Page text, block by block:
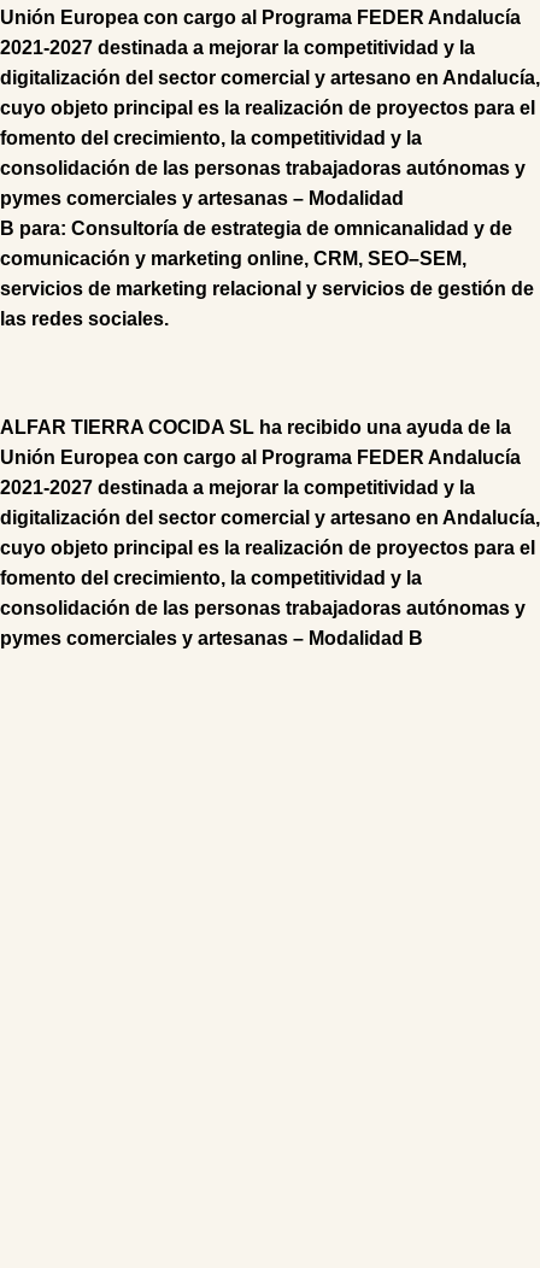
Unión Europea con cargo al Programa FEDER Andalucía
2021-2027 destinada a mejorar la competitividad y la
digitalización del sector comercial y artesano en Andalucía,
cuyo objeto principal es la realización de proyectos para el
fomento del crecimiento, la competitividad y la
consolidación de las personas trabajadoras autónomas y
pymes comerciales y artesanas – Modalidad
B para: Consultoría de estrategia de omnicanalidad y de
comunicación y marketing online, CRM, SEO–SEM,
servicios de marketing relacional y servicios de gestión de
las redes sociales.
ALFAR TIERRA COCIDA SL ha recibido una ayuda de la
Unión Europea con cargo al Programa FEDER Andalucía
2021-2027 destinada a mejorar la competitividad y la
digitalización del sector comercial y artesano en Andalucía,
cuyo objeto principal es la realización de proyectos para el
fomento del crecimiento, la competitividad y la
consolidación de las personas trabajadoras autónomas y
pymes comerciales y artesanas – Modalidad B